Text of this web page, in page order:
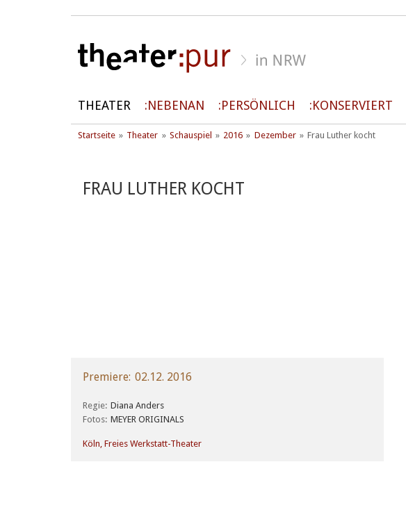
THEATER NEBENAN PERSÖNLICH KONSERVIERT
Startseite Theater Schauspiel 2016 Dezember Frau Luther kocht
FRAU LUTHER KOCHT
Premiere 02.12. 2016
Regie Diana Anders
Fotos MEYER ORIGINALS
Köln, Freies Werkstatt-Theater